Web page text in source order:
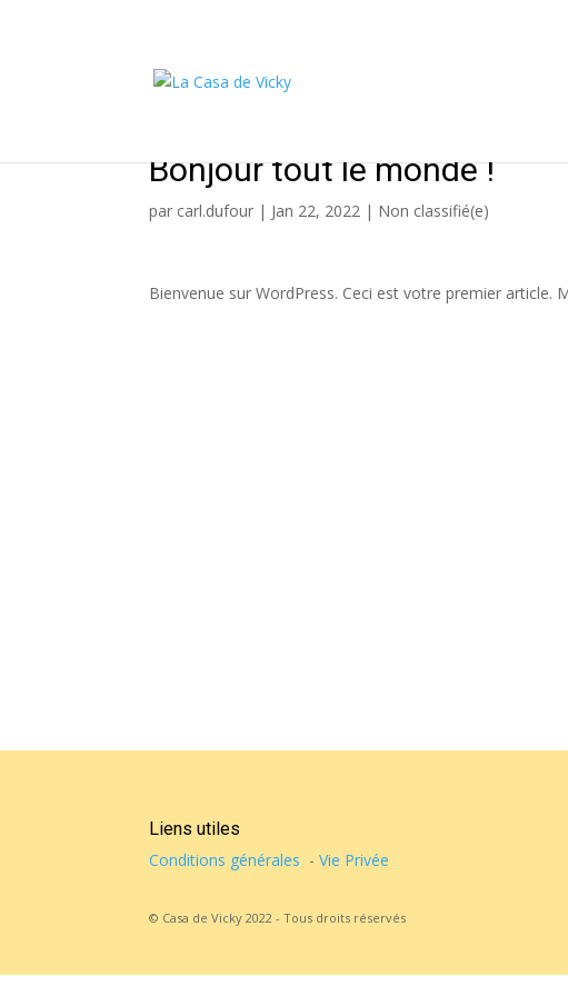
Bonjour tout le monde !
par carl.dufour | Jan 22, 2022 | Non classifié(e)
Bienvenue sur WordPress. Ceci est votre premier article.
Liens utiles
Conditions générales -Vie Privée
© Casa de Vicky 2022 - Tous droits réservés